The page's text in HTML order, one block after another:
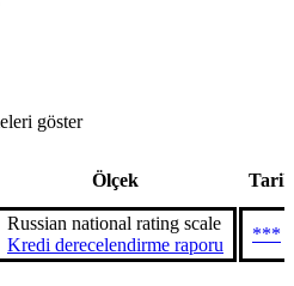
göster
Ölçek Tarih
Russian national rating scale
Kredi derecelendirme raporu
***